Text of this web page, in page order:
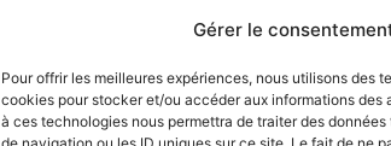
Gérer le
Pour offrir les meilleures expériences, nous utilisons des
cookies pour stocker et/ou accéder aux informations des
à ces technologies nous permettra de traiter des
Mentions légales
Politique de confidentialité
Politique de cookies (UE)